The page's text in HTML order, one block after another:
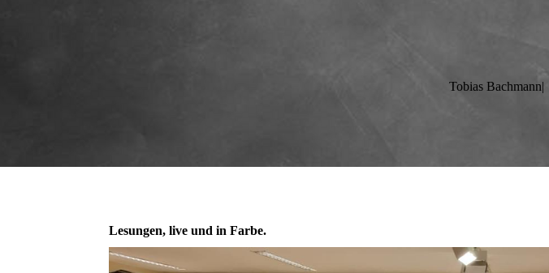
Tobias Bachmann|
Lesungen, live und in Farbe.